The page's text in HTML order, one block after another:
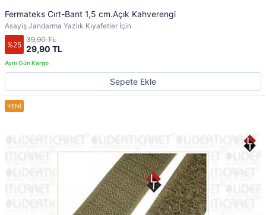
Fermateks Cırt-Bant 1,5 cm.Açık Kahverengi
Asayiş Jandarma Yazlık Kıyafetler İçin
%25 29,90 TL
39,90 TL
Sepete Ekle